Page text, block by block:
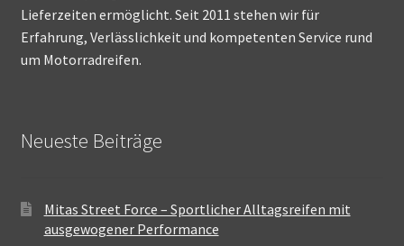
Lieferzeiten ermöglicht. Seit 2011 stehen wir für
Erfahrung, Verlässlichkeit und kompetenten Service rund
um Motorradreifen.
Neueste Beiträge
Mitas Street Force – Sportlicher Alltagsreifen mit
ausgewogener Performance